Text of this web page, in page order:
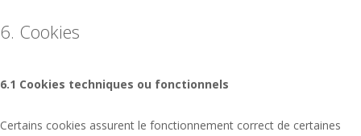
6. Cookies
6.1 Cookies techniques ou fonctionnels
Certains cookies assurent le fonctionnement correct de certaines